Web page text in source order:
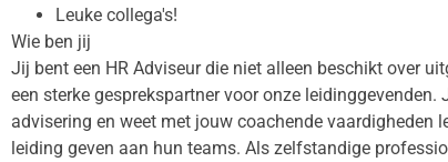
Leuke collega's!
Wie ben jij
Jij bent een HR Adviseur die niet alleen beschikt over
een sterke gesprekspartner voor onze
advisering en weet met jouw coachende vaardigheden
leiding geven aan hun teams. Als zelfstandige